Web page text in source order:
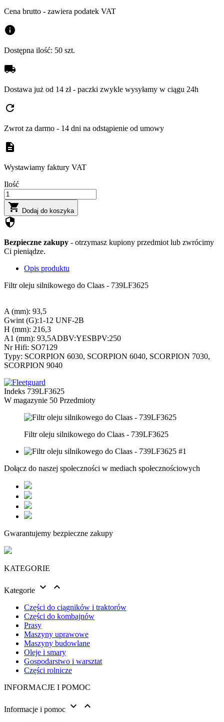
Cena brutto - zawiera podatek VAT
info
Dostępna ilość: 50 szt.
local_shipping
Dostawa już od 14 zł - paczki zwykle wysyłamy w ciągu 24h
refresh
Zwrot za darmo - 14 dni na odstąpienie od umowy
description
Wystawiamy faktury VAT
Ilość
 Dodaj do koszyka
security
Bezpieczne zakupy - otrzymasz kupiony przedmiot lub zwrócimy
Ci pieniądze.
Opis produktu
Filtr oleju silnikowego do Claas - 739LF3625
A (mm): 93,5
Gwint (G):1-12 UNF-2B
H (mm): 216,3
A1 (mm): 93,5ADBV:YESBPV:250
Nr Hifi: SO7129
Typy: SCORPION 6030, SCORPION 6040, SCORPION 7030,
SCORPION 9040
Indeks 739LF3625
W magazynie 50 Przedmioty
Filtr oleju silnikowego do Claas - 739LF3625
Dołącz do naszej społeczności w mediach społecznościowych
Gwarantujemy bezpieczne zakupy
KATEGORIE
Kategorie  
Części do ciągników i traktorów
Części do kombajnów
Prasy
Maszyny uprawowe
Maszyny budowlane
Oleje i smary
Gospodarstwo i warsztat
Części rolnicze
INFORMACJE I POMOC
Informacje i pomoc  